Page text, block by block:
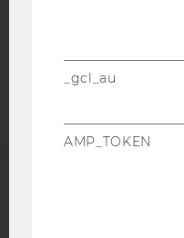
_gcl_au
AMP_TOKEN